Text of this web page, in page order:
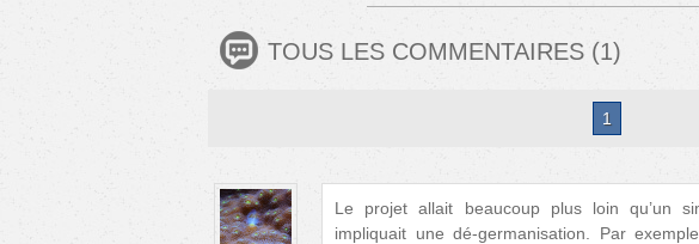
TOUS LES COMMENTAIRES (1)
1
Le projet allait beaucoup plus loin qu’un
impliquait une dé-germanisation. Par